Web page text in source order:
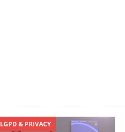
LGPD & PRIVACY